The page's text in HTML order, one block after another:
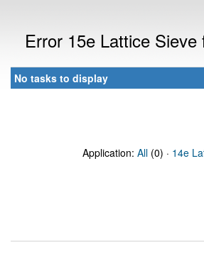
Error 15e Lattice
No tasks to display
Application: All (0) · 14e